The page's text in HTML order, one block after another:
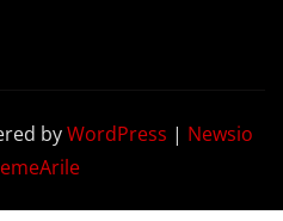
byWordPress | Newsio